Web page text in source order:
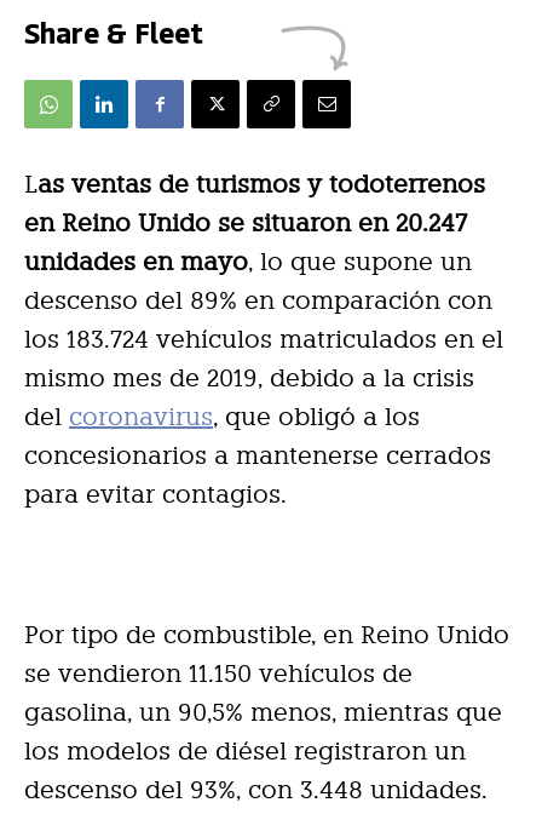
Share & Fleet
Las ventas de turismos y todoterrenos
en Reino Unido se situaron en 20.247
unidades en mayo, lo que supone un
descenso del 89% en comparación con
los 183.724 vehículos matriculados en el
mismo mes de 2019, debido a la crisis
del coronavirus, que obligó a los
concesionarios a mantenerse cerrados
para evitar contagios.
Por tipo de combustible, en Reino Unido
se vendieron 11.150 vehículos de
gasolina, un 90,5% menos, mientras que
los modelos de diésel registraron un
descenso del 93%, con 3.448 unidades.